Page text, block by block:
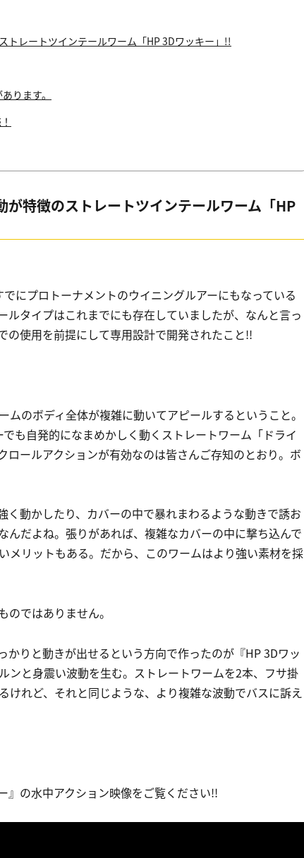
トレートツインテールワーム「HP 3Dワッキー」!!
ります。
特徴のストレートツインテールワーム「HP
にプロトーナメントのウイニングルアーにもなっている
ルタイプはこれまでにも存在していましたが、なんと言っ
の使用を前提にして専用設計で開発されたこと!!
ムのボディ全体が複雑に動いてアピールするということ。
も自発的になまめかしく動くストレートワーム「ドライ
ロールアクションが有効なのは皆さんご存知のとおり。ボ
く動かしたり、カバーの中で暴れまわるような動きで誘お
んだよね。張りがあれば、複雑なカバーの中に撃ち込んで
メリットもある。だから、このワームはより強い素材を採
ではありません。
かりと動きが出せるという方向で作ったのが『HP 3Dワッ
ンと身震い波動を生む。ストレートワームを2本、フサ掛
けれど、それと同じような、より複雑な波動でバスに訴え
』の水中アクション映像をご覧ください!!